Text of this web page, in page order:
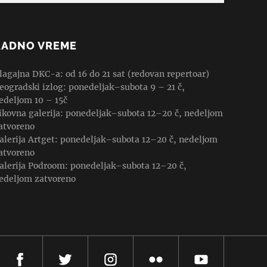
VREME
DKC-a: od 16 do 21 sat (redovan repertoar)
izlog: ponedeljak–subota 9 – 21 č,
10 – 15č
galerija: ponedeljak–subota 12–20 č, nedeljom
Artget: ponedeljak–subota 12–20 č, nedeljom
Podroom: ponedeljak–subota 12–20 č,
zatvoreno